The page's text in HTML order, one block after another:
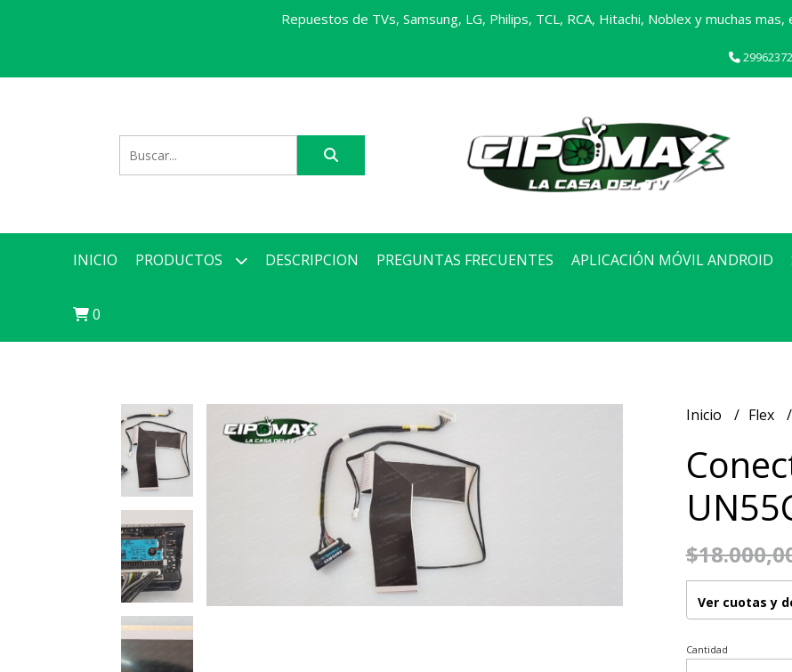
Repuestos de TVs, Samsung, LG, Philips, TCL, RCA, Hitachi, Noblex y muchas
INICIO PRODUCTOS DESCRIPCION PREGUNTAS FRECUENTES APLICACIÓN MÓVIL ANDROID
0
Inicio Flex
Ver cuotas y
Cantidad